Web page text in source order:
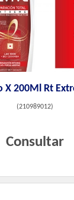
X 200Ml Rt
(210989012)
Consultar